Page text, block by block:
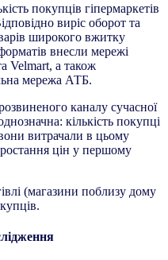
покупців гіпермаркетів
виріс оборот та
широкого вжитку
внесли мережі
Velmart, а також
мережа АТБ.
каналу сучасної
кількість покупці
витрачали в цьому
цін у першому
(магазини поблизу дому